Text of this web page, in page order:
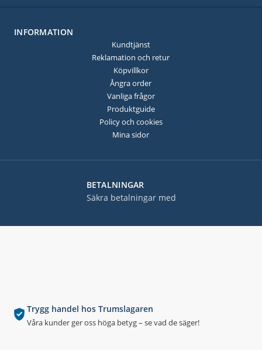
Trygg handel hos Trumslagaren
Våra kunder ger oss höga betyg – se vad de säger!
BETALNINGAR
Säkra betalningar med
INFORMATION
Kundtjänst
Reklamation och retur
Köpvillkor
Ångra order
Vanliga frågor
Produktguide
Policy och cookies
Mina sidor